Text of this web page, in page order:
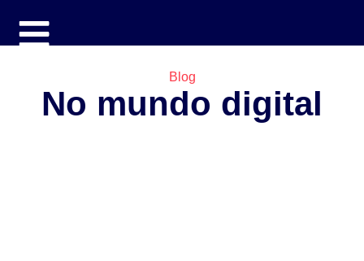
Blog
No mundo digital